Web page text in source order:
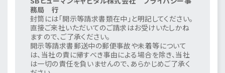
務局 行
封筒には「開示等請求書類在中」と明記してください。
直接ご来社いただいてのご請求はお受けいたしかね
ますので、ご了承ください。
開示等請求書郵送中の郵便事故や未着等について
は、当社の責に帰すべき事由による場合を除き、当社
は一切の責任を負いませんので、あらかじめご了承く